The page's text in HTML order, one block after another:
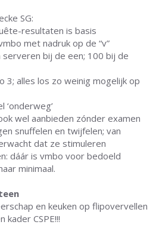
SG:
resultaten is basis
met nadruk op de “v”
serveren bij de een; 100 bij de
3; alles los zo weinig mogelijk op
‘onderweg’
wel aanbieden zónder examen
snuffelen en twijfelen; van
dat ze stimuleren
dáár is vmbo voor bedoeld
minimaal.
en keuken op flipovervellen
kader CSPE!!!